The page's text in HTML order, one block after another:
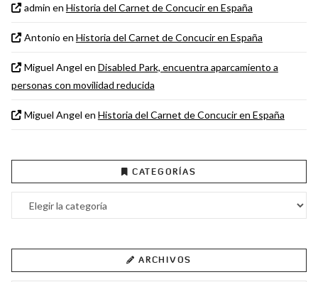
admin en Historia del Carnet de Concucir en España
Antonio en Historia del Carnet de Concucir en España
Miguel Angel en Disabled Park, encuentra aparcamiento a
personas con movilidad reducida
Miguel Angel en Historia del Carnet de Concucir en España
CATEGORÍAS
Categorías
ARCHIVOS